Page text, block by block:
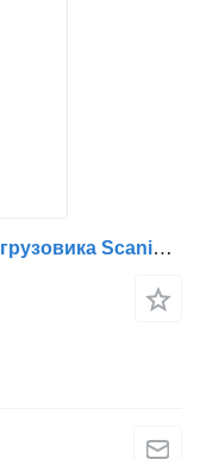
Насос AdBlue Pompa AdBlue для грузовика Scania UDA2 7.5 EXE 24 UDA2.13